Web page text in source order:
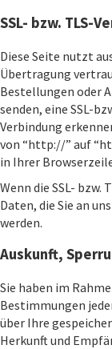
SSL- bzw. TLS-
Diese Seite nutzt
Übertragung
Bestellungen oder
senden, eine SSL-
Verbindung
von “http://” auf
in Ihrer
Wenn die SSL-
Daten, die Sie an
werden.
Auskunft,
Sie haben im
Bestimmungen
über Ihre
Herkunft und